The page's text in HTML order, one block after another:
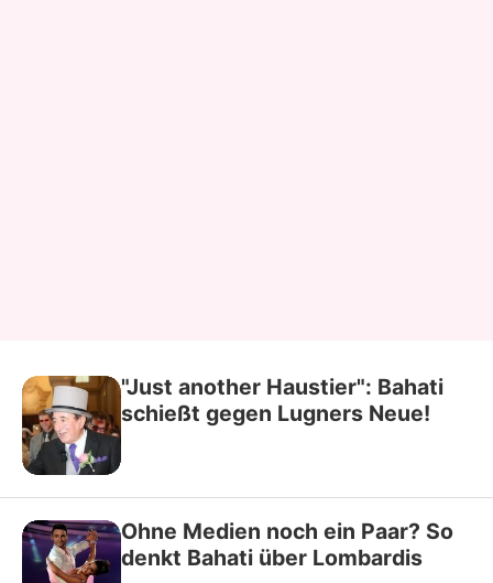
"Just another Haustier": Bahati
schießt gegen Lugners Neue!
Ohne Medien noch ein Paar? So
denkt Bahati über Lombardis